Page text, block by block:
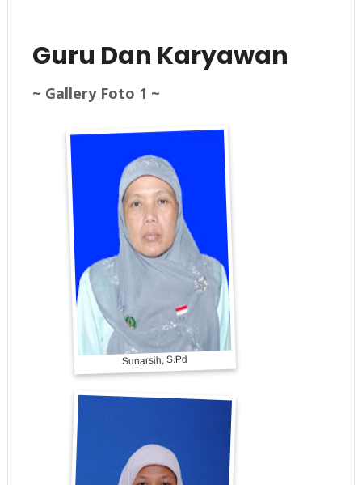
Guru Dan Karyawan
~ Gallery Foto 1 ~